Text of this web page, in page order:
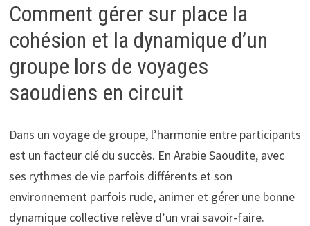
Comment gérer sur place la
cohésion et la dynamique d’un
groupe lors de voyages
saoudiens en circuit
Dans un voyage de groupe, l’harmonie entre participants
est un facteur clé du succès. En Arabie Saoudite, avec
ses rythmes de vie parfois différents et son
environnement parfois rude, animer et gérer une bonne
dynamique collective relève d’un vrai savoir-faire.